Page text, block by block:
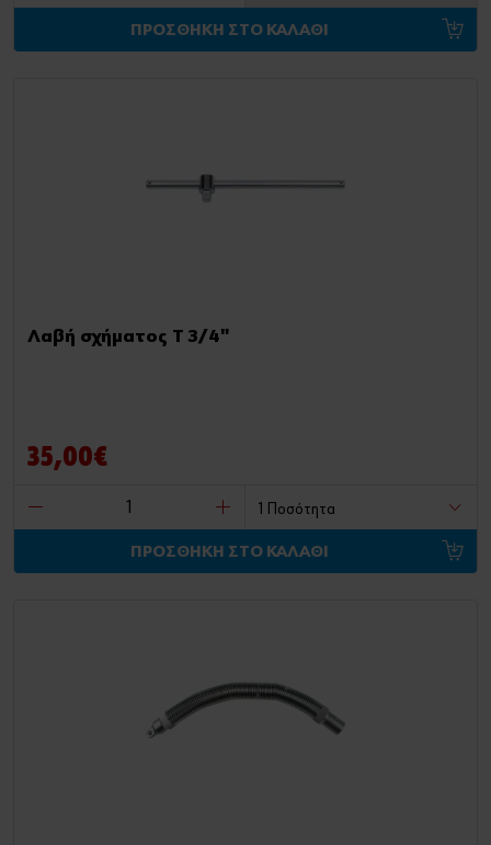
ΠΡΟΣΘΗΚΗ ΣΤΟ ΚΑΛΑΘΙ
Λαβή σχήματος T 3/4"
35,00€
ΠΡΟΣΘΗΚΗ ΣΤΟ ΚΑΛΑΘΙ